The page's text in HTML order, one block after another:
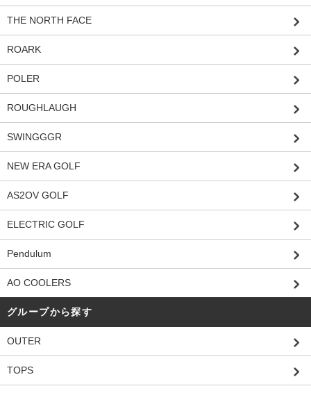
THE NORTH FACE
ROARK
POLER
ROUGHLAUGH
SWINGGGR
NEW ERA GOLF
AS2OV GOLF
ELECTRIC GOLF
Pendulum
AO COOLERS
グループから探す
OUTER
TOPS